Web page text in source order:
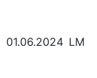
01.06.2024 LM